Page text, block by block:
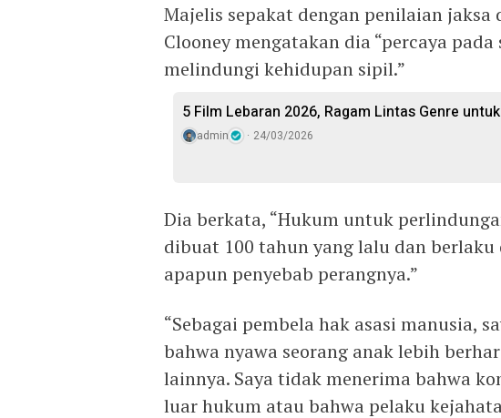
Majelis sepakat dengan penilaian
Clooney mengatakan dia “percaya
melindungi kehidupan sipil.”
5 Film Lebaran 2026, Ragam Lintas Genre
admin 24/03/2026
Dia berkata, “Hukum untuk
dibuat 100 tahun yang lalu dan berlaku
apapun penyebab perangnya.”
“Sebagai pembela hak asasi manusia,
bahwa nyawa seorang anak lebih
lainnya. Saya tidak menerima bahwa
luar hukum atau bahwa pelaku